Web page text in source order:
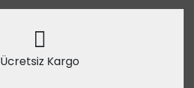
Ücretsiz Kargo